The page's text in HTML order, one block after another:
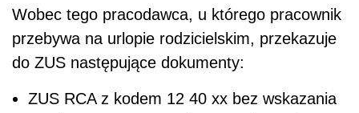
Wobec tego pracodawca, u którego pracownik
przebywa na urlopie rodzicielskim, przekazuje
do ZUS następujące dokumenty:
ZUS RCA z kodem 12 40 xx bez wskazania